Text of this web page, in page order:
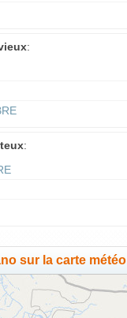
:
:
sur la carte météo